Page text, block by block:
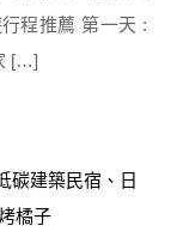
程推薦 第一天 :
[…]